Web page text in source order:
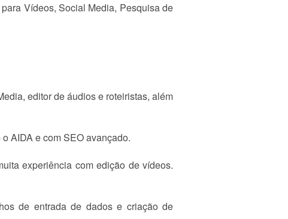
Vídeos, Social Media, Pesquisa de
editor de áudios e roteiristas, além
AIDA e com SEO avançado.
experiência com edição de vídeos.
de entrada de dados e criação de